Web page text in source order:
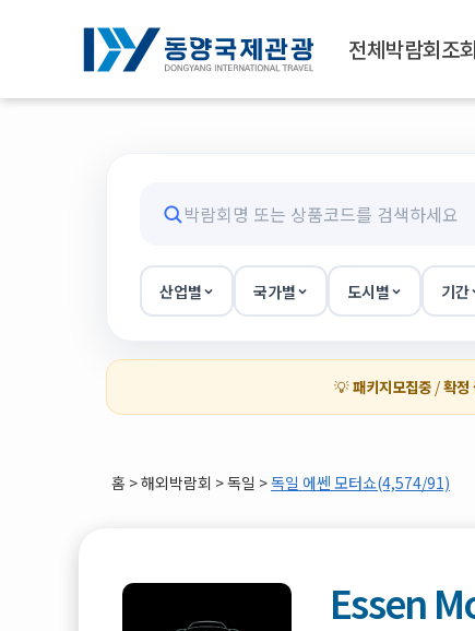
전체박람회조회
산업별 국가별 도시별 기간
💡패키지모집중/확정
홈 >해외박람회 > 독일 >독일 에쎈 모터쇼(4,574/91)
Essen